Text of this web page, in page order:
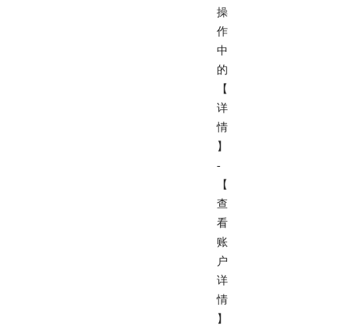
操
作
中
的
【
详
情
】
-
【
查
看
账
户
详
情
】